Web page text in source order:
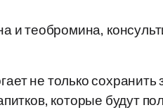
и теобромина,
не только сохранить
которые будут